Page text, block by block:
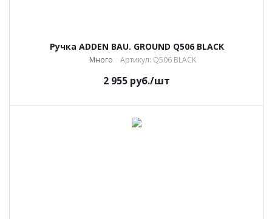
Ручка ADDEN BAU. GROUND Q506 BLACK
Много Артикул: Q506 BLACK
2 955 руб./шт